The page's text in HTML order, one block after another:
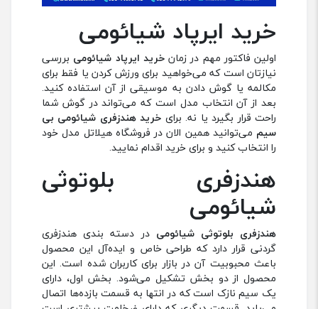
خرید ایرپاد شیائومی
اولین فاکتور مهم در زمانخرید ایرپاد شیائومی بررسی
نیازتان است که می‌خواهید برای ورزش کردن یا فقط برای
مکالمه یا گوش دادن به موسیقی از آن استفاده کنید.
بعد از آن انتخاب مدل است که می‌تواند در گوش شما
راحت قرار بگیرد یا نه. برای خرید هندزفری شیائومی بی
سیم می‌توانید همین الان در فروشگاه هیلاتل مدل خود
را انتخاب کنید و برای خرید اقدام نمایید.
هندزفری بلوتوثی
شیائومی
هندزفری‌ بلوتوثی شیائومی در دسته بندی هندزفری
گردنی قرار دارد که طراحی خاص و ایده‌آل این محصول
باعث محبوبیت آن در بازار برای کاربران شده است. این
محصول از دو بخش تشکیل می‌شود. بخش اول، دارای
یک سیم نازک است که در انتها به قسمت‌ بازده‌ها اتصال